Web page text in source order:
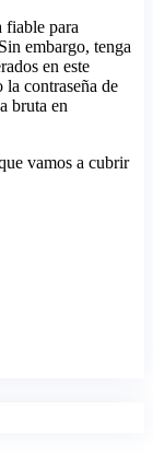
fiable para
embargo, tenga
en este
contraseña de
bruta en
vamos a cubrir